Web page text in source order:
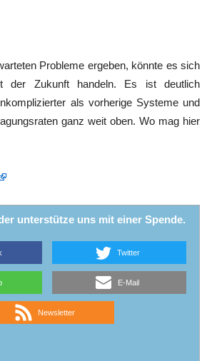
Probleme ergeben, könnte es sich
der Zukunft handeln. Es ist deutlich
als vorherige Systeme und
ganz weit oben. Wo mag hier
unterstütze uns mit einer Spende.
Twitter
E-Mail
Newsletter